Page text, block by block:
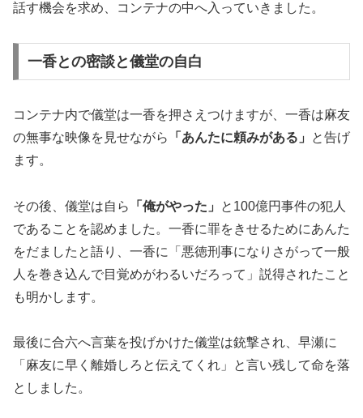
話す機会を求め、コンテナの中へ入っていきました。
一香との密談と儀堂の自白
コンテナ内で儀堂は一香を押さえつけますが、一香は麻友
の無事な映像を見せながら
「あんたに頼みがある」
と告げ
ます。
その後、儀堂は自ら 「俺がやった」
と100億円事件の犯人
であることを認めました。一香に罪をきせるためにあんた
をだましたと語り、一香に「悪徳刑事になりさがって一般
人を巻き込んで目覚めがわるいだろって」説得されたこと
も明かします。
最後に合六へ言葉を投げかけた儀堂は銃撃され、早瀬に
「麻友に早く離婚しろと伝えてくれ」と言い残して命を落
としました。